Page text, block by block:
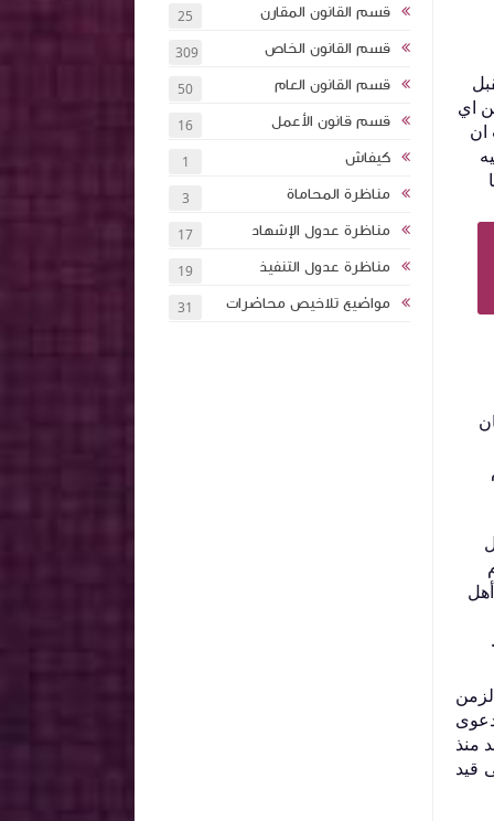
اي
ان
أهل
منذ
قيد
قسم القانون المقارن 25
قسم القانون الخاص 309
قسم القانون العام 50
قسم قانون الأعمل 16
كيفاش 1
مناظرة المحاماة 3
مناظرة عدول الإشهاد 17
مناظرة عدول التنفيذ 19
مواضيع تلاخيص محاضرات 31